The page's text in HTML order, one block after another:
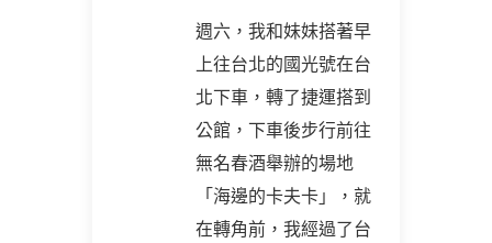
週六，我和妹妹搭著早
上往台北的國光號在台
北下車，轉了捷運搭到
公館，下車後步行前往
無名春酒舉辦的場地
「海邊的卡夫卡」，就
在轉角前，我經過了台